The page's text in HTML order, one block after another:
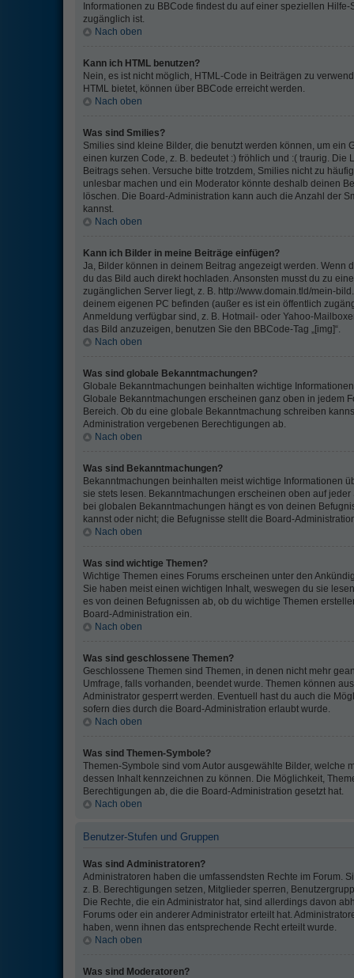
Informationen zu BBCode findest du auf einer speziellen
zugänglich ist.
Nach oben
Kann ich HTML benutzen?
Nein, es ist nicht möglich, HTML-Code in Beiträgen zu
HTML bietet, können über BBCode erreicht werden.
Nach oben
Was sind Smilies?
Smilies sind kleine Bilder, die benutzt werden können, um ein
einen kurzen Code, z. B. bedeutet :) fröhlich und :( traurig.
Beitrags sehen. Versuche bitte trotzdem, Smilies nicht zu
unlesbar machen und ein Moderator könnte deshalb deinen
löschen. Die Board-Administration kann auch die Anzahl der
kannst.
Nach oben
Kann ich Bilder in meine Beiträge einfügen?
Ja, Bilder können in deinem Beitrag angezeigt werden. Wenn
du das Bild auch direkt hochladen. Ansonsten musst du zu
zugänglichen Server liegt, z. B. http://www.domain.tld/mein-
deinem eigenen PC befinden (außer es ist ein öffentlich
Anmeldung verfügbar sind, z. B. Hotmail- oder Yahoo-
das Bild anzuzeigen, benutzen Sie den BBCode-Tag „[img]“.
Nach oben
Was sind globale Bekanntmachungen?
Globale Bekanntmachungen beinhalten wichtige
Globale Bekanntmachungen erscheinen ganz oben in jedem
Bereich. Ob du eine globale Bekanntmachung schreiben
Administration vergebenen Berechtigungen ab.
Nach oben
Was sind Bekanntmachungen?
Bekanntmachungen beinhalten meist wichtige Informationen
sie stets lesen. Bekanntmachungen erscheinen oben auf
bei globalen Bekanntmachungen hängt es von deinen
kannst oder nicht; die Befugnisse stellt die Board-
Nach oben
Was sind wichtige Themen?
Wichtige Themen eines Forums erscheinen unter den
Sie haben meist einen wichtigen Inhalt, weswegen du sie
es von deinen Befugnissen ab, ob du wichtige Themen
Board-Administration ein.
Nach oben
Was sind geschlossene Themen?
Geschlossene Themen sind Themen, in denen nicht mehr
Umfrage, falls vorhanden, beendet wurde. Themen können
Administrator gesperrt werden. Eventuell hast du auch die
sofern dies durch die Board-Administration erlaubt wurde.
Nach oben
Was sind Themen-Symbole?
Themen-Symbole sind vom Autor ausgewählte Bilder, welche
dessen Inhalt kennzeichnen zu können. Die Möglichkeit,
Berechtigungen ab, die die Board-Administration gesetzt hat.
Nach oben
Benutzer-Stufen und Gruppen
Was sind Administratoren?
Administratoren haben die umfassendsten Rechte im Forum.
z. B. Berechtigungen setzen, Mitglieder sperren,
Die Rechte, die ein Administrator hat, sind allerdings davon
Forums oder ein anderer Administrator erteilt hat.
haben, wenn ihnen das entsprechende Recht erteilt wurde.
Nach oben
Was sind Moderatoren?